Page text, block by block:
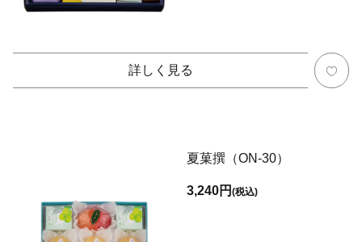
詳しく見る
夏菓撰（ON-30）
3,240円(税込)